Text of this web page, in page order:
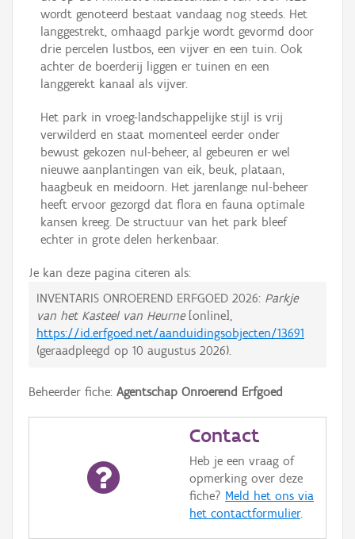
wordt genoteerd bestaat vandaag nog steeds. Het
langgestrekt, omhaagd parkje wordt gevormd door
drie percelen lustbos, een vijver en een tuin. Ook
achter de boerderij liggen er tuinen en een
langgerekt kanaal als vijver.
Het park in vroeg-landschappelijke stijl is vrij
verwilderd en staat momenteel eerder onder
bewust gekozen nul-beheer, al gebeuren er wel
nieuwe aanplantingen van eik, beuk, plataan,
haagbeuk en meidoorn. Het jarenlange nul-beheer
heeft ervoor gezorgd dat flora en fauna optimale
kansen kreeg. De structuur van het park bleef
echter in grote delen herkenbaar.
Je kan deze pagina citeren als:
INVENTARIS ONROEREND ERFGOED 2026: Parkje
van het Kasteel van Heurne[online],
https://id.erfgoed.net/aanduidingsobjecten/13691
(geraadpleegd op 10 augustus 2026).
Beheerder fiche: Agentschap Onroerend Erfgoed
Contact
Heb je een vraag of
opmerking over deze
fiche? Meld het ons via
het contactformulier.